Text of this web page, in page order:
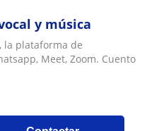
y música
la plataforma de
Meet, Zoom. Cuento